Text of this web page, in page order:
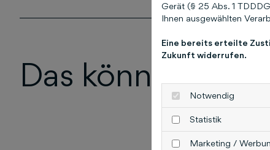
Das könnte Sie
Gerät (§ 25 Abs. 1
Ihnen ausgewählten
Eine bereits erteilte
Zukunft widerrufen.
Notwendig
Statistik
Marketing /